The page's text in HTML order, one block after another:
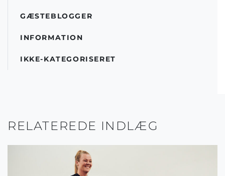
GÆSTEBLOGGER
INFORMATION
IKKE-KATEGORISERET
RELATEREDE INDLÆG